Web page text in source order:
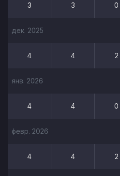
3 3 0
дек. 2025
4 4 2
янв. 2026
4 4 0
февр. 2026
4 4 2